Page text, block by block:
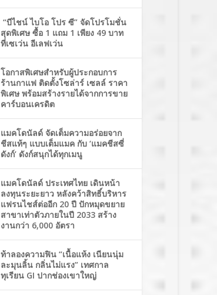
“บีไชน์ ไบโอ โปร ซี” จัดโปรโมชั่น
สุดพิเศษ ซื้อ 1 แถม 1 เพียง 49 บาท
ที่เซเว่น อีเลฟเว่น
โอกาสพิเศษสำหรับผู้ประกอบการ
ร้านกาแฟ ติดตั้งโซล่าร์ เซลล์ ราคา
พิเศษ พร้อมสร้างรายได้จากการขาย
คาร์บอนเครดิต
แมคโดนัลด์ จัดเต็มความอร่อยจาก
ชีสแท้ๆ แบบเต็มแมค กับ ‘แมคชีสซี่
ดังก์’ ดังก์สนุกได้ทุกเมนู
แมคโดนัลด์ ประเทศไทย เดินหน้า
ลงทุนระยะยาว หลังคว้าสิทธิ์บริหาร
แฟรนไชส์ต่ออีก 20 ปี ปักหมุดขยาย
สาขาเท่าตัวภายในปี 2033 สร้าง
งานกว่า 6,000 อัตรา
ท้าลองความฟิน “เนื้อแห้ง เนียนนุ่ม
ละมุนลิ้น กลิ่นไม่แรง” เทศกาล
ทุเรียน GI ปากช่องเขาใหญ่